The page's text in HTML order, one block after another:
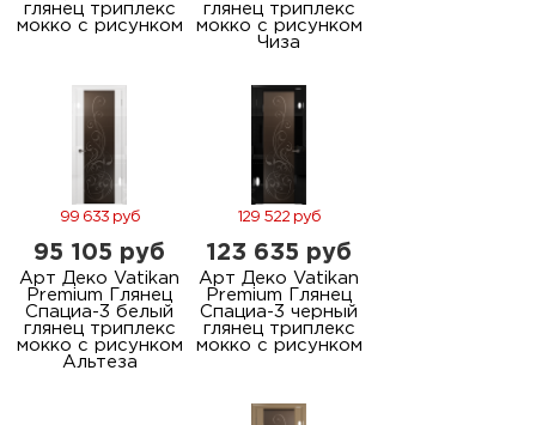
глянец триплекс
мокко с рисунком
глянец триплекс
мокко с рисунком
Чиза
99 633 руб
95 105 руб
Арт Деко Vatikan
Premium Глянец
Спациа-3 белый
глянец триплекс
мокко с рисунком
Альтеза
129 522 руб
123 635 руб
Арт Деко Vatikan
Premium Глянец
Спациа-3 черный
глянец триплекс
мокко с рисунком